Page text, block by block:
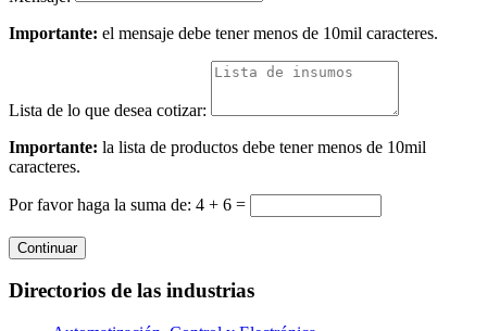
Importante: el mensaje debe tener menos de 10mil caracteres.
Lista de lo que desea cotizar:
Importante: la lista de productos debe tener menos de 10mil
caracteres.
Por favor haga la suma de: 4 + 6 =
Continuar
Directorios de las industrias